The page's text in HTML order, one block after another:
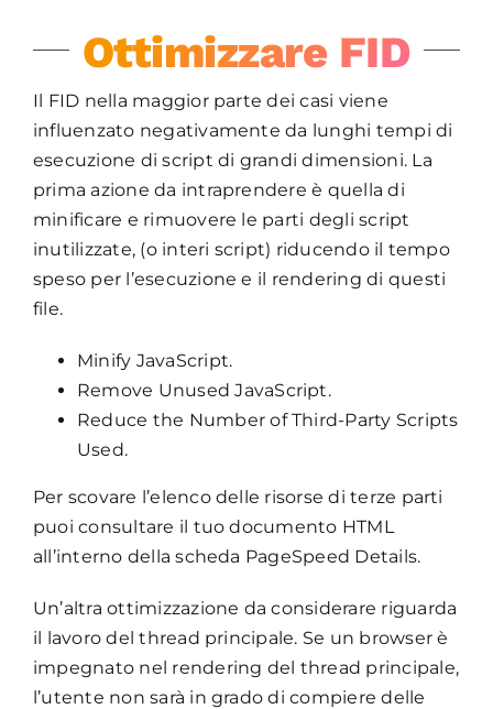
Ottimizzare FID
Il FID nella maggior parte dei casi viene
influenzato negativamente da lunghi tempi di
esecuzione di script di grandi dimensioni. La
prima azione da intraprendere è quella di
minificare e rimuovere le parti degli script
inutilizzate, (o interi script) riducendo il tempo
speso per l’esecuzione e il rendering di questi
file.
Minify JavaScript.
Remove Unused JavaScript.
Reduce the Number of Third-Party Scripts
Used.
Per scovare l’elenco delle risorse di terze parti
puoi consultare il tuo documento HTML
all’interno della scheda PageSpeed Details.
Un’altra ottimizzazione da considerare riguarda
il lavoro del thread principale. Se un browser è
impegnato nel rendering del thread principale,
l’utente non sarà in grado di compiere delle